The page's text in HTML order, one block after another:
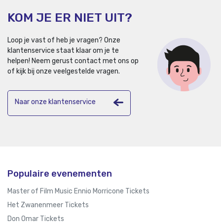
KOM JE ER NIET UIT?
Loop je vast of heb je vragen? Onze
klantenservice staat klaar om je te
helpen! Neem gerust contact met ons op
of kijk bij onze veelgestelde vragen.
Naar onze klantenservice
Populaire evenementen
Master of Film Music Ennio Morricone Tickets
Het Zwanenmeer Tickets
Don Omar Tickets